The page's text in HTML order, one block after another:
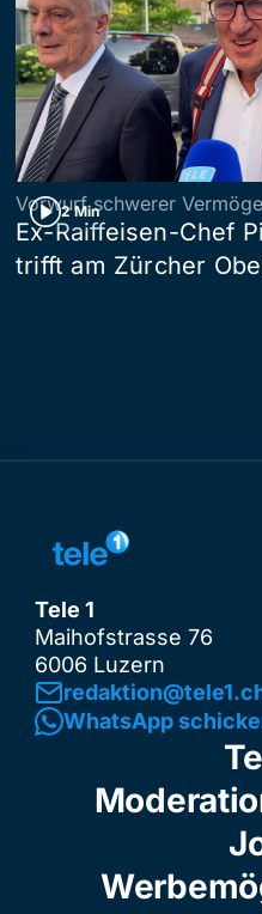
2 Min
Vorwurf schwerer
Ex-Raiffeisen-Chef
trifft am Zürcher
Tele 1
Maihofstrasse 76
6006 Luzern
WhatsApp